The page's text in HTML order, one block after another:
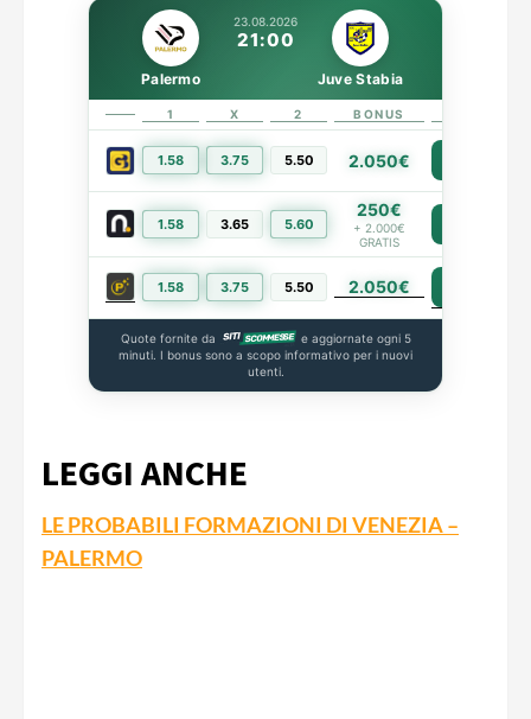
23.08.2026
21:00
Palermo Juve Stabia
1 X 2 BONUS
1.58 3.75 5.50 2.050€
1.58 3.65 5.60
250€
+ 2.000€
GRATIS
1.58 3.75 5.50 2.050€
Quote fornite da
e aggiornate ogni 5
minuti. I bonus sono a scopo informativo per i nuovi
utenti.
LEGGI ANCHE
LE PROBABILI FORMAZIONI DI VENEZIA –
PALERMO